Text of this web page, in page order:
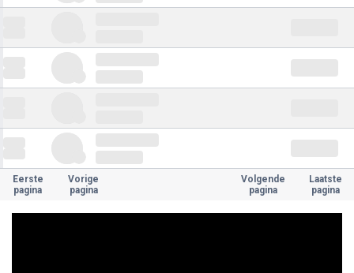
Eerste
pagina
Vorige
pagina
Volgende
pagina
Laatste
pagina